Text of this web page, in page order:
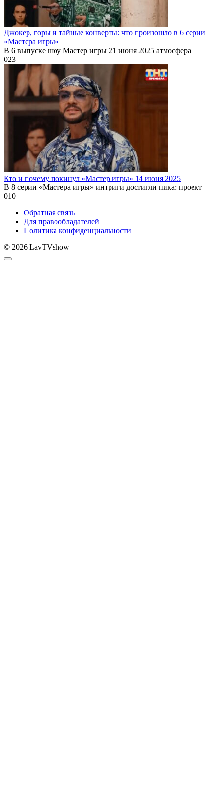
Джокер, горы и тайные конверты: что произошло в 6 серии
«Мастера игры»
В 6 выпуске шоу Мастер игры 21 июня 2025 атмосфера
023
Кто и почему покинул «Мастер игры» 14 июня 2025
В 8 серии «Мастера игры» интриги достигли пика: проект
010
Обратная связь
Для правообладателей
Политика конфиденциальности
© 2026 LavTVshow